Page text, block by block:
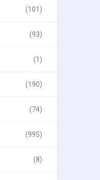
(101)
(93)
(1)
(190)
(74)
(995)
(8)